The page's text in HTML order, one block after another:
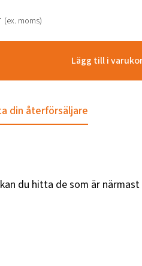
(ex. moms)
Lägg till i
din återförsäljare
du hitta de som är